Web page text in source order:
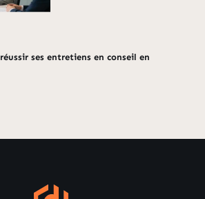
ses entretiens en conseil en